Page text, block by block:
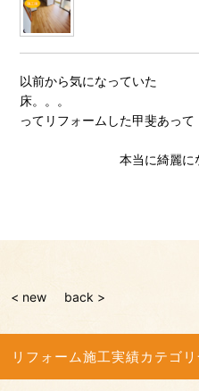
以前から気になっていた
床。。
ってリフォームした甲斐あって
本当に綺麗になって
< new back >
リフォーム施工実績カテゴ